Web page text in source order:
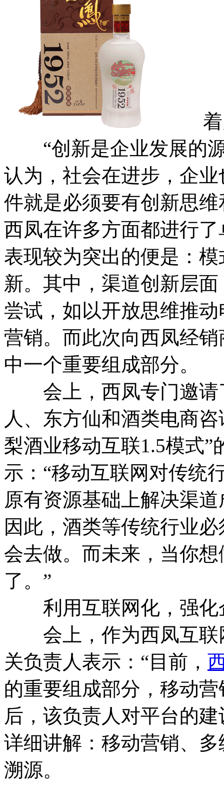
着力
“创新是企业发展的源
认为，社会在进步，企
件就是必须要有创新思
西凤在许多方面都进行
表现较为突出的便是：
新。其中，渠道创新层
尝试，如以开放思维推
营销。而此次向西凤经
中一个重要组成部分。
会上，西凤专门邀请
人、东方仙和酒类电商
梨酒业移动互联1.5模式
示：“移动互联网对传统
原有资源基础上解决渠
因此，酒类等传统行业
会去做。而未来，当你
了。”
利用互联网化，强化
会上，作为西凤互联
关负责人表示：“目前，
的重要组成部分，移动
后，该负责人对平台的
详细讲解：移动营销、
溯源。